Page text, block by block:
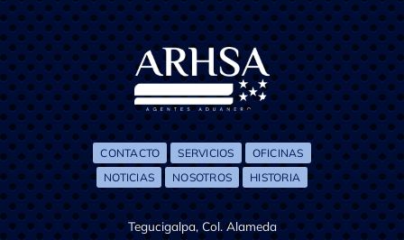
CONTACTO SERVICIOS
OFICINAS
NOTICIAS
NOSOTROS HISTORIA
Tegucigalpa, Col. Alameda